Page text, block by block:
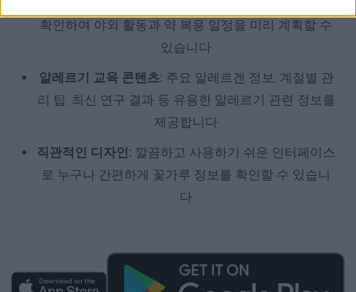
확인하여 야외 활동과 약 복용 일정을 미리 계획할 수
있습니다
알레르기 교육 콘텐츠: 주요 알레르겐 정보, 계절별 관
리 팁, 최신 연구 결과 등 유용한 알레르기 관련 정보를
제공합니다
직관적인 디자인: 깔끔하고 사용하기 쉬운 인터페이스
로 누구나 간편하게 꽃가루 정보를 확인할 수 있습니
다